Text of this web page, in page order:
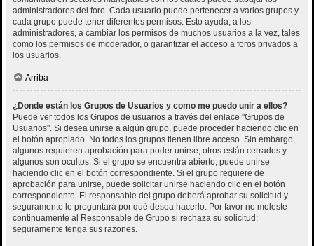
administradores del foro. Cada usuario puede pertenecer a varios grupos y
cada grupo puede tener diferentes permisos. Esto ayuda, a los
administradores, a cambiar los permisos de muchos usuarios a la vez, tales
como los permisos de moderador, o garantizar el acceso a foros privados a
los usuarios.
Arriba
¿Donde están los Grupos de Usuarios y como me puedo unir a ellos?
Puede ver todos los Grupos de usuarios a través del enlace "Grupos de
Usuarios". Si desea unirse a algún grupo, puede proceder haciendo clic en
el botón apropiado. No todos los grupos tienen libre acceso. Sin embargo,
algunos requieren aprobación para poder unirse, otros están cerrados y
algunos son ocultos. Si el grupo se encuentra abierto, puede unirse
haciendo clic en el botón correspondiente. Si el grupo requiere de
aprobación para unirse, puede solicitar unirse haciendo clic en el botón
correspondiente. El responsable del grupo deberá aprobar su solicitud y
seguramente le preguntará por qué desea hacerlo. Por favor no moleste
continuamente al Responsable de Grupo si rechaza su solicitud;
seguramente tenga sus razones.